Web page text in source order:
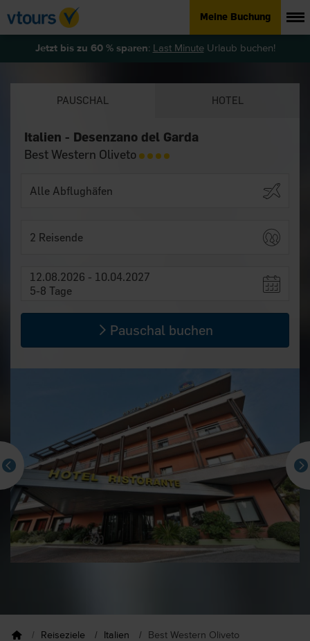
Meine Buchung
Jetzt bis zu 60 % sparen: Last MinuteUrlaub buchen!
PAUSCHAL HOTEL
Italien - Desenzano del Garda
Best Western Oliveto
2 Reisende
12.08.2026 - 10.04.2027
5-8 Tage
Pauschal buchen
Reiseziele Italien Best Western Oliveto